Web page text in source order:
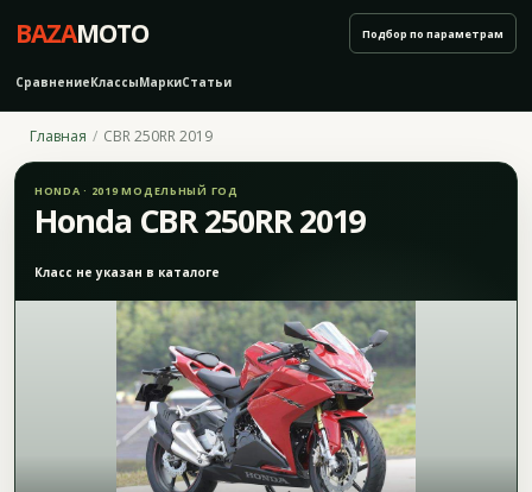
BAZAMOTO
СравнениеКлассыМаркиСтатьи
Подбор по параметрам
Главная CBR 250RR 2019
HONDA · 2019 МОДЕЛЬНЫЙ ГОД
Honda CBR 250RR 2019
Класс не указан в каталоге